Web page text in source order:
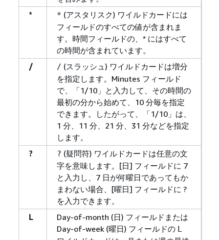
*
* (アスタリスク) ワイルドカードには
フィールドのすべての値が含まれま
す。時間フィールドの、* にはすべて
の時間が含まれています。
/
/ (スラッシュ) ワイルドカードは増分
を指定します。Minutes フィールド
で、「1/10」と入力して、その時間の
最初の分から始めて、10 分毎を指定
できます。したがって、「1/10」は、
1 分、11 分、21 分、31 分などを指定
します。
?
? (疑問符) ワイルドカードは任意の文
字を意味します。[日] フィールドに 7
と入力し、7 日が何曜日であってもか
まわない場合、[曜日] フィールドに ?
を入力できます。
L
Day-of-month (日) フィールドまたは
Day-of-week (曜日) フィールドの L